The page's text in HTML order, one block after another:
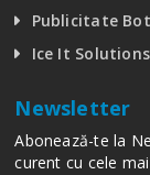
Publicitate
Ice It Solutions
Newsletter
Abonează-te la
curent cu cele